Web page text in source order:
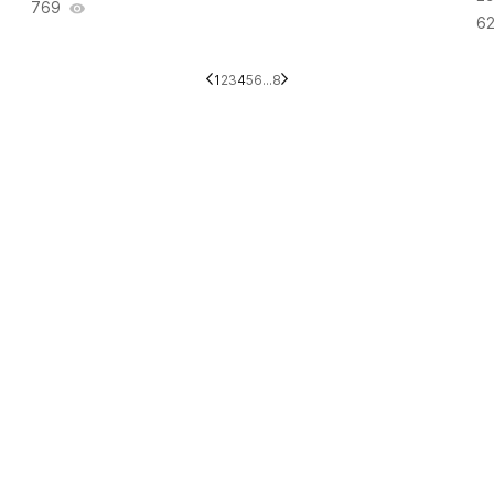
769
1 23456...8